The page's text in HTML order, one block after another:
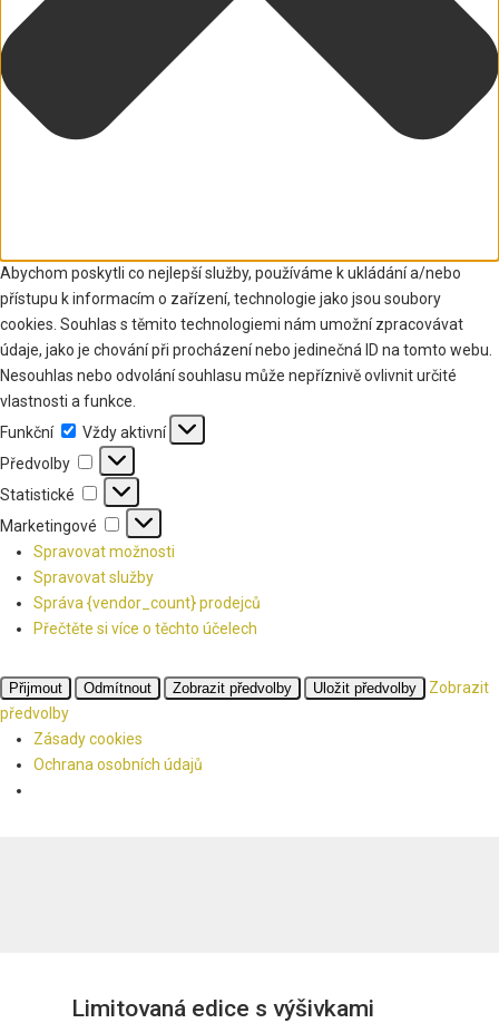
Abychom poskytli co nejlepší služby, používáme k ukládání a/nebo
přístupu k informacím o zařízení, technologie jako jsou soubory
cookies. Souhlas s těmito technologiemi nám umožní zpracovávat
údaje, jako je chování při procházení nebo jedinečná ID na tomto webu.
Nesouhlas nebo odvolání souhlasu může nepříznivě ovlivnit určité
vlastnosti a funkce.
Funkční
Funkční
Vždy aktivní
Předvolby
Předvolby
Statistické Statistické
Marketingové
Marketingové
Spravovat možnosti
Spravovat služby
Správa {vendor_count} prodejců
Přečtěte si více o těchto účelech
Přijmout Odmítnout Zobrazit předvolby Uložit předvolby
Zobrazit
předvolby
Zásady cookies
Ochrana osobních údajů
Limitovaná edice s výšivkami